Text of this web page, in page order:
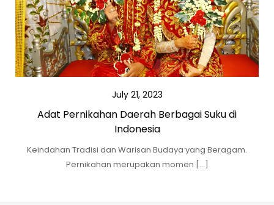
July 21, 2023
Adat Pernikahan Daerah Berbagai Suku di
Indonesia
Keindahan Tradisi dan Warisan Budaya yang Beragam.
Pernikahan merupakan momen […]